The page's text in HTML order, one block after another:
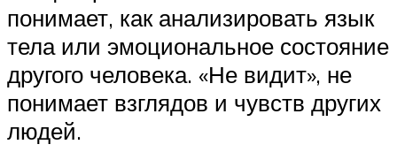
понимает, как анализировать язык
тела или эмоциональное состояние
другого человека. «Не видит», не
понимает взглядов и чувств других
людей.